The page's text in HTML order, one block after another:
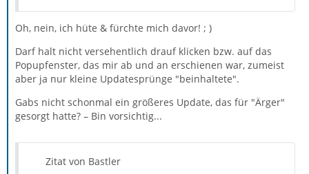
Oh, nein, ich hüte & fürchte mich davor! ; )
Darf halt nicht versehentlich drauf klicken bzw. auf das
Popupfenster, das mir ab und an erschienen war, zumeist
aber ja nur kleine Updatesprünge "beinhaltete".
Gabs nicht schonmal ein größeres Update, das für "Ärger"
gesorgt hatte? – Bin vorsichtig...
Zitat von Bastler